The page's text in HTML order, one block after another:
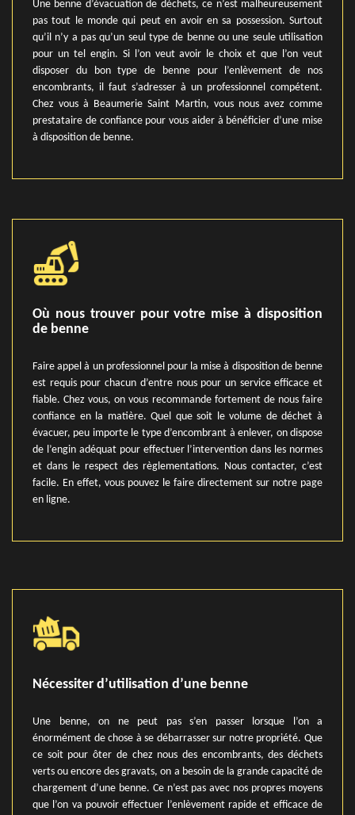
Une benne d’évacuation de déchets, ce n’est malheureusement
pas tout le monde qui peut en avoir en sa possession. Surtout
qu’il n’y a pas qu’un seul type de benne ou une seule utilisation
pour un tel engin. Si l’on veut avoir le choix et que l’on veut
disposer du bon type de benne pour l’enlèvement de nos
encombrants, il faut s’adresser à un professionnel compétent.
Chez vous à Beaumerie Saint Martin, vous nous avez comme
prestataire de confiance pour vous aider à bénéficier d’une mise
à disposition de benne.
Où nous trouver pour votre mise à disposition
de benne
Faire appel à un professionnel pour la mise à disposition de benne
est requis pour chacun d’entre nous pour un service efficace et
fiable. Chez vous, on vous recommande fortement de nous faire
confiance en la matière. Quel que soit le volume de déchet à
évacuer, peu importe le type d’encombrant à enlever, on dispose
de l’engin adéquat pour effectuer l’intervention dans les normes
et dans le respect des règlementations. Nous contacter, c’est
facile. En effet, vous pouvez le faire directement sur notre page
en ligne.
Nécessiter d’utilisation d’une benne
Une benne, on ne peut pas s’en passer lorsque l’on a
énormément de chose à se débarrasser sur notre propriété. Que
ce soit pour ôter de chez nous des encombrants, des déchets
verts ou encore des gravats, on a besoin de la grande capacité de
chargement d’une benne. Ce n’est pas avec nos propres moyens
que l’on va pouvoir effectuer l’enlèvement rapide et efficace de